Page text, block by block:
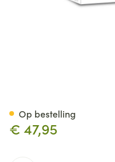
€ 47,95
Op bestelling